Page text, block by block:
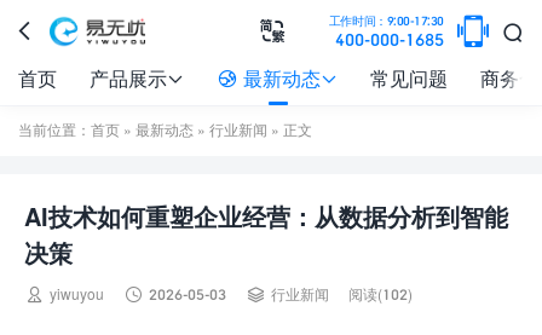
 
工作时间：9:00-17:30
400-000-1685 

首页 产品展示  最新动态 常见问题 商务
当前位置： 首页 » 最新动态 » 行业新闻 » 正文
AI技术如何重塑企业经营：从数据分析到智能
决策
 yiwuyou  2026-05-03  行业新闻 阅读(102)